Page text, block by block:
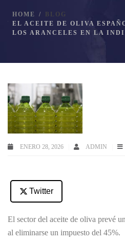
HOME
BLOG
EL ACEITE DE OLIVA
LOS ARANCELES EN LA
ENERO 28, 2026 ADMIN
Twitter
El sector del aceite de oliva prevé
al eliminarse un impuesto del 45%.